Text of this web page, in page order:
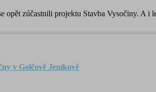
opět zúčastnili projektu Stavba Vysočiny. A
v Golčově Jeníkově